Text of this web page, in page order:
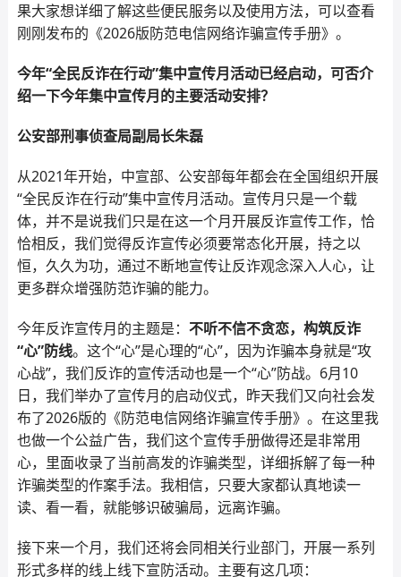
果大家想详细了解这些便民服务以及使用方法，可以查看
刚刚发布的《2026版防范电信网络诈骗宣传手册》。
今年“全民反诈在行动”集中宣传月活动已经启动，可否介
绍一下今年集中宣传月的主要活动安排？
公安部刑事侦查局副局长朱磊
从2021年开始，中宣部、公安部每年都会在全国组织开展
“全民反诈在行动”集中宣传月活动。宣传月只是一个载
体，并不是说我们只是在这一个月开展反诈宣传工作，恰
恰相反，我们觉得反诈宣传必须要常态化开展，持之以
恒，久久为功，通过不断地宣传让反诈观念深入人心，让
更多群众增强防范诈骗的能力。
今年反诈宣传月的主题是： 不听不信不贪恋，构筑反诈
“心”防线。这个“心”是心理的“心”，因为诈骗本身就是“攻
心战”，我们反诈的宣传活动也是一个“心”防战。6月10
日，我们举办了宣传月的启动仪式，昨天我们又向社会发
布了2026版的《防范电信网络诈骗宣传手册》。在这里我
也做一个公益广告，我们这个宣传手册做得还是非常用
心，里面收录了当前高发的诈骗类型，详细拆解了每一种
诈骗类型的作案手法。我相信，只要大家都认真地读一
读、看一看，就能够识破骗局，远离诈骗。
接下来一个月，我们还将会同相关行业部门，开展一系列
形式多样的线上线下宣防活动。主要有这几项：